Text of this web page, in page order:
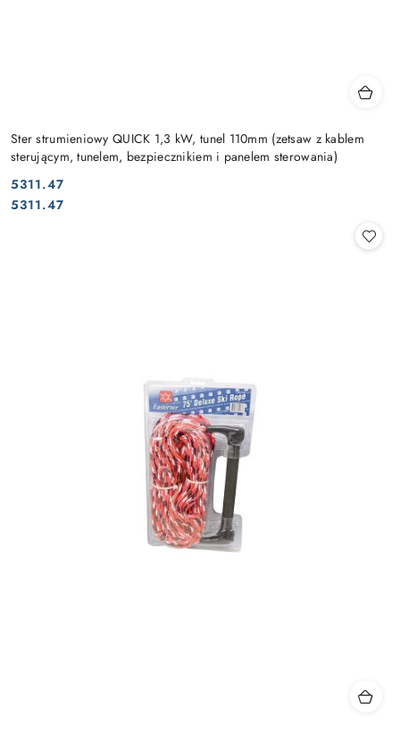
Ster strumieniowy QUICK 1,3 kW, tunel 110mm (zetsaw z kablem
sterującym, tunelem, bezpiecznikiem i panelem sterowania)
Cena:
5311.47
Cena:
5311.47